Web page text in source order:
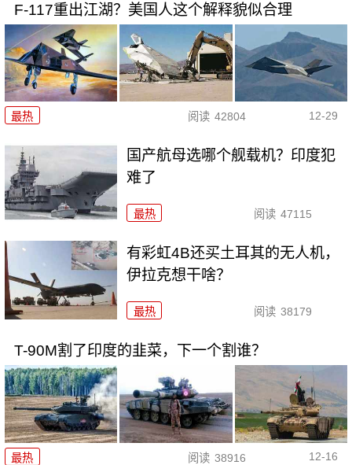
F-117重出江湖？美国人这个解释貌似合理
最热 阅读 42804 12-29
国产航母选哪个舰载机？印度犯
难了
最热 阅读 47115
有彩虹4B还买土耳其的无人机，
伊拉克想干啥？
最热 阅读 38179
T-90M割了印度的韭菜，下一个割谁？
最热 阅读 38916 12-16